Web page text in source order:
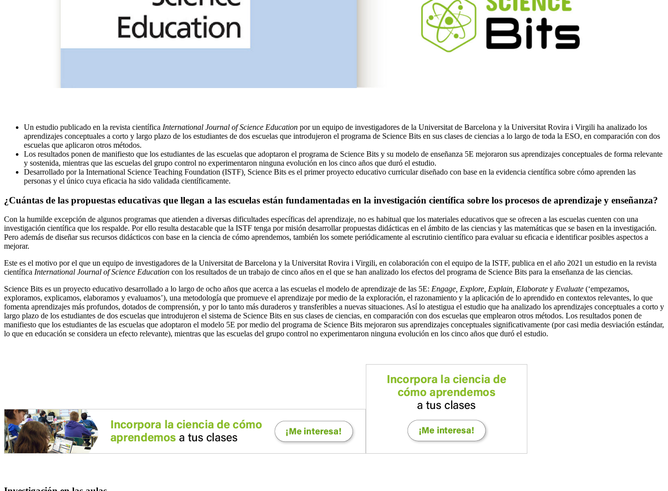
Un estudio publicado en la revista científica International Journal of Science Education por un equipo de investigadores de la Universitat de Barcelona y la Universitat Rovira i Virgili ha analizado los
aprendizajes conceptuales a corto y largo plazo de los estudiantes de dos escuelas que introdujeron el programa de Science Bits en sus clases de ciencias a lo largo de toda la ESO, en comparación con dos
escuelas que aplicaron otros métodos.
Los resultados ponen de manifiesto que los estudiantes de las escuelas que adoptaron el programa de Science Bits y su modelo de enseñanza 5E mejoraron sus aprendizajes conceptuales de forma relevante
y sostenida, mientras que las escuelas del grupo control no experimentaron ninguna evolución en los cinco años que duró el estudio.
Desarrollado por la International Science Teaching Foundation (ISTF) Science Bits es el primer proyecto educativo curricular diseñado con base en la evidencia científica sobre cómo aprenden las
personas y el único cuya eficacia ha sido validada científicamente.
¿Cuántas de las propuestas educativas que llegan a las escuelas están fundamentadas en la investigación científica sobre los procesos de aprendizaje y enseñanza?
Con la humilde excepción de algunos programas que atienden a diversas dificultades específicas del aprendizaje, no es habitual que los materiales educativos que se ofrecen a las escuelas cuenten con una
investigación científica que los respalde. Por ello resulta destacable que la ISTF tenga por misión desarrollar propuestas didácticas en el ámbito de las ciencias y las matemáticas que se basen en la investigación.
Pero además de diseñar sus recursos didácticos con base en la ciencia de cómo aprendemos, también los somete periódicamente al escrutinio científico para evaluar su eficacia e identificar posibles aspectos a
mejorar.
Este es el motivo por el que un equipo de investigadores de la Universitat de Barcelona y la Universitat Rovira i Virgili, en colaboración con el equipo de la ISTF, publica en el año 2021 un estudio en la revista
científica International Journal of Science Education con los resultados de un trabajo de cinco años en el que se han analizado los efectos del programa de Science Bits para la enseñanza de las ciencias.
Science Bits es un proyecto educativo desarrollado a lo largo de ocho años que acerca a las escuelas el modelo de aprendizaje de las 5E: Engage, Explore, Explain, Elaborate y Evaluate (‘empezamos,
exploramos, explicamos, elaboramos y evaluamos’), una metodología que promueve el aprendizaje por medio de la exploración, el razonamiento y la aplicación de lo aprendido en contextos relevantes, lo que
fomenta aprendizajes más profundos, dotados de comprensión, y por lo tanto más duraderos y transferibles a nuevas situaciones. Así lo atestigua el estudio que ha analizado los aprendizajes conceptuales a corto y
largo plazo de los estudiantes de dos escuelas que introdujeron el sistema de Science Bits en sus clases de ciencias, en comparación con dos escuelas que emplearon otros métodos. Los resultados ponen de
manifiesto que los estudiantes de las escuelas que adoptaron el modelo 5E por medio del programa de Science Bits mejoraron sus aprendizajes conceptuales significativamente (por casi media desviación estándar,
lo que en educación se considera un efecto relevante), mientras que las escuelas del grupo control no experimentaron ninguna evolución en los cinco años que duró el estudio.